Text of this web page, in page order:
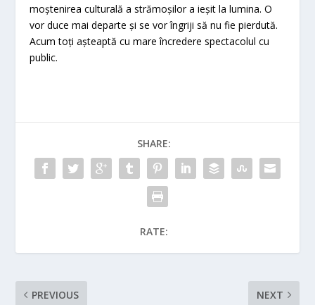
moștenirea culturală a strămoșilor a ieșit la lumina. O
vor duce mai departe și se vor îngriji să nu fie pierdută.
Acum toți așteaptă cu mare încredere spectacolul cu
public.
SHARE:
RATE:
PREVIOUS NEXT